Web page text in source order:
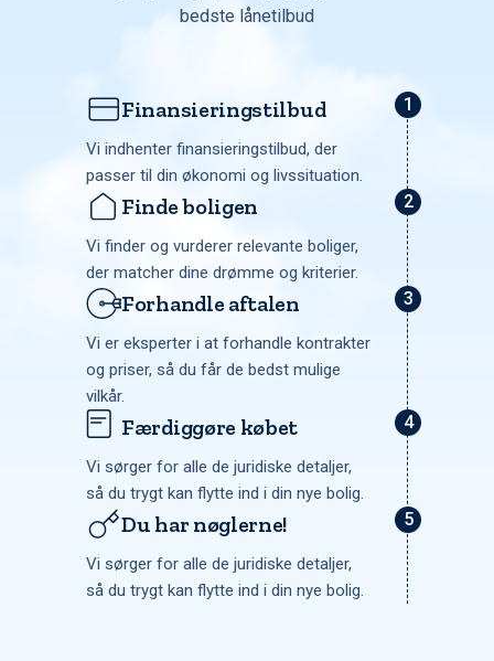
bedste lånetilbud
Finansieringstilbud
Vi indhenter finansieringstilbud, der
passer til din økonomi og livssituation.
Finde boligen
Vi finder og vurderer relevante boliger,
der matcher dine drømme og kriterier.
Forhandle aftalen
Vi er eksperter i at forhandle kontrakter
og priser, så du får de bedst mulige
vilkår.
Færdiggøre købet
Vi sørger for alle de juridiske detaljer,
så du trygt kan flytte ind i din nye bolig.
Du har nøglerne!
Vi sørger for alle de juridiske detaljer,
så du trygt kan flytte ind i din nye bolig.